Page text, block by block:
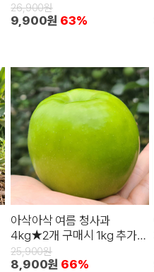
26,900원
9,900원 63%
아삭아삭 여름 청사과
4kg★2개 구매시 1kg 추가증
정
25,900원
8,900원 66%